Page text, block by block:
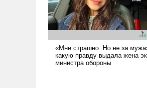
Украина вступила в
вооруженное противостояние
с Ираном.